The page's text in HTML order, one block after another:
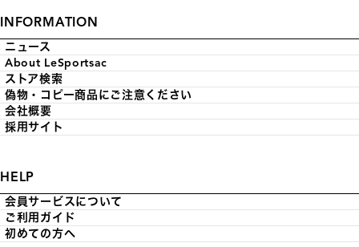
INFORMATION
ニュース
About LeSportsac
ストア検索
偽物・コピー商品にご注意ください
会社概要
採用サイト
HELP
会員サービスについて
ご利用ガイド
初めての方へ